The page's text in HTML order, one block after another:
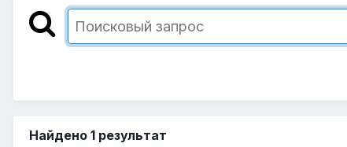
Найдено 1 результат